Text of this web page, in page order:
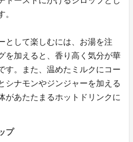
。
として楽しむには、お湯を注
を加えると、香り高く気分が華
す。また、温めたミルクにコー
シナモンやジンジャーを加える
があたたまるホットドリンクに
プ